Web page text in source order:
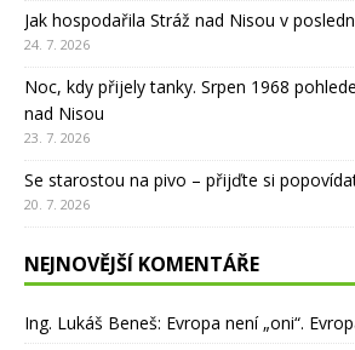
Jak hospodařila Stráž nad Nisou v
24. 7. 2026
Noc, kdy přijely tanky. Srpen 1968
nad Nisou
23. 7. 2026
Se starostou na pivo – přijďte si
20. 7. 2026
NEJNOVĚJŠÍ KOMENTÁŘE
Ing. Lukáš Beneš: Evropa není „oni“.